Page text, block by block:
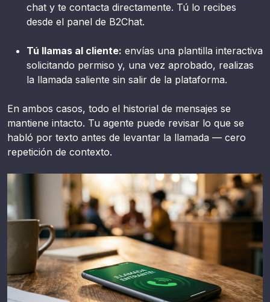
chat y te contacta directamente. Tú lo recibes
desde el panel de B2Chat.
Tú llamas al cliente: envías una plantilla interactiva
solicitando permiso y, una vez aprobado, realizas
la llamada saliente sin salir de la plataforma.
En ambos casos, todo el historial de mensajes se
mantiene intacto. Tu agente puede revisar lo que se
habló por texto antes de levantar la llamada — cero
repetición de contexto.